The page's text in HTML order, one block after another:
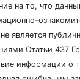
на то, что
является
Статьи 437
информации о